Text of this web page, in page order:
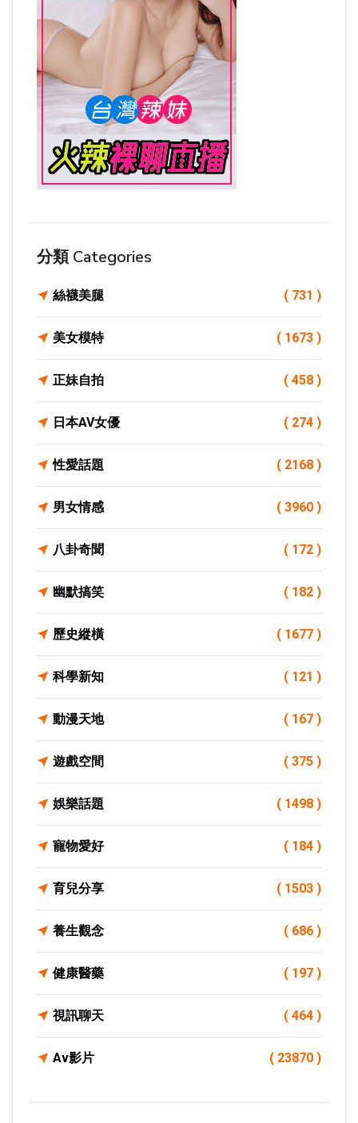
分類 Categories
絲襪美腿 ( 731 )
美女模特 ( 1673 )
正妹自拍 ( 458 )
日本AV女優 ( 274 )
性愛話題 ( 2168 )
男女情感 ( 3960 )
八卦奇聞 ( 172 )
幽默搞笑 ( 182 )
歷史縱橫 ( 1677 )
科學新知 ( 121 )
動漫天地 ( 167 )
遊戲空間 ( 375 )
娛樂話題 ( 1498 )
寵物愛好 ( 184 )
育兒分享 ( 1503 )
養生觀念 ( 686 )
健康醫藥 ( 197 )
視訊聊天 ( 464 )
Av影片 ( 23870 )